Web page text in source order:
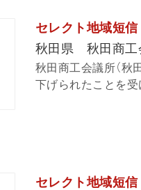
セレクト地域短
秋田県 秋田商工
秋田商工会議所（秋
下げられたことを受
セレクト地域短